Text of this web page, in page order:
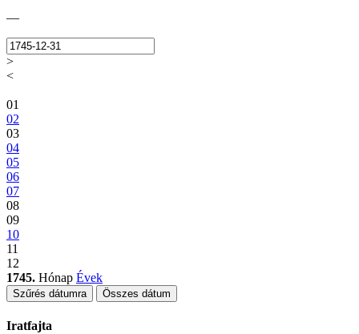
—
>
<
01
02
03
04
05
06
07
08
09
10
11
12
1745. Hónap Évek
Szűrés dátumra Összes dátum
Iratfajta